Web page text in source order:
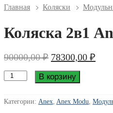
Главная Коляски
Коляска 2в1
90000,00₽ Первоначальная
составляла
90000,00 ₽.
78300,00 ₽
Количество
товара
2в1
В корзину
Категории: Anex Anex Modu